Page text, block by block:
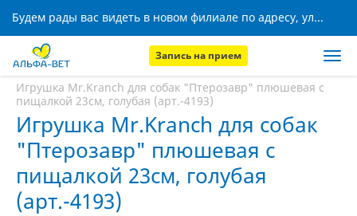
Будем рады вас видеть в новом филиале по адресу, ул. Кижеватова, 8!
Запись на прием
Главная
Игрушка Mr.Kranch для собак "Птерозавр" плюшевая с
пищалкой 23см, голубая (арт.-4193)
Игрушка Mr.Kranch для собак
"Птерозавр" плюшевая с
пищалкой 23см, голубая
(арт.-4193)